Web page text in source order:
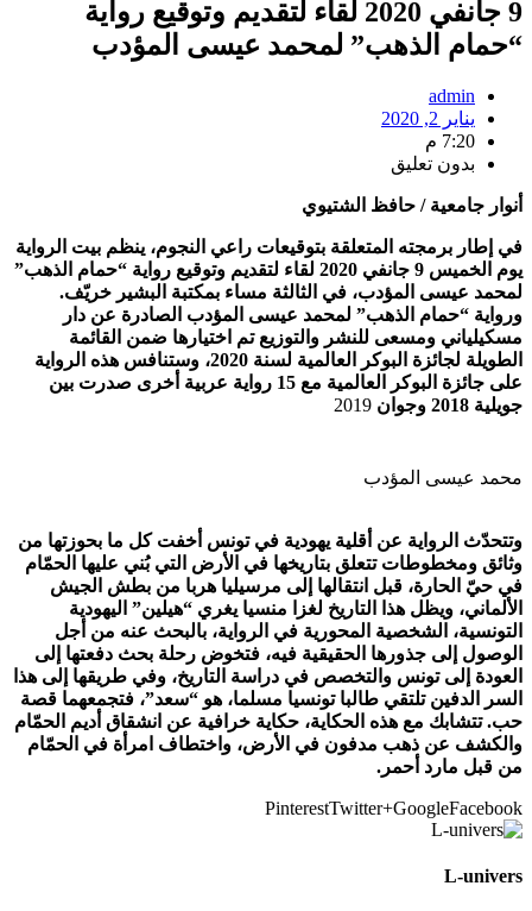
9 جانفي 2020 لقاء لتقديم وتوقيع رواية
“حمام الذهب” لمحمد عيسى المؤدب
admin
يناير 2, 2020
7:20 م
بدون تعليق
أنوار جامعية / حافظ الشتيوي
في إطار برمجته المتعلقة بتوقيعات راعي النجوم، ينظم بيت الرواية
يوم الخميس 9 جانفي 2020 لقاء لتقديم وتوقيع رواية “حمام الذهب”
لمحمد عيسى المؤدب، في الثالثة مساء بمكتبة البشير خريّف.
ورواية “حمام الذهب” لمحمد عيسى المؤدب الصادرة عن دار
مسكيلياني ومسعى للنشر والتوزيع تم اختيارها ضمن القائمة
الطويلة لجائزة البوكر العالمية لسنة 2020، وستنافس هذه الرواية
على جائزة البوكر العالمية مع 15 رواية عربية أخرى صدرت بين
جويلية 2018 وجوان
2019
محمد عيسى المؤدب
وتتحدّث الرواية عن أقلية يهودية في تونس أخفت كل ما بحوزتها من
وثائق ومخطوطات تتعلق بتاريخها في الأرض التي بُني عليها الحمّام
في حيّ الحارة، قبل انتقالها إلى مرسيليا هربا من بطش الجيش
الألماني، ويظل هذا التاريخ لغزا منسيا يغري “هيلين” اليهودية
التونسية، الشخصية المحورية في الرواية، بالبحث عنه من أجل
الوصول إلى جذورها الحقيقية فيه، فتخوض رحلة بحث دفعتها إلى
العودة إلى تونس والتخصص في دراسة التاريخ، وفي طريقها إلى هذا
السر الدفين تلتقي طالبا تونسيا مسلما، هو “سعد”، فتجمعهما قصة
حب. تتشابك مع هذه الحكاية، حكاية خرافية عن انشقاق أديم الحمّام
والكشف عن ذهب مدفون في الأرض، واختطاف امرأة في الحمّام
من قبل مارد أحمر.
Facebook
Google+
Twitter
Pinterest
L-univers